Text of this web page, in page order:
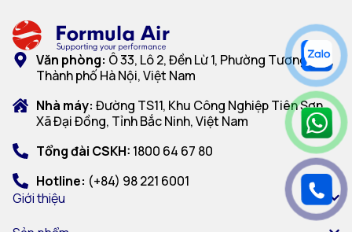
Văn phòng: Ô 33, Lô 2, Đền Lừ 1, Phường Tương Mai,
Thành phố Hà Nội, Việt Nam
Nhà máy: Đường TS11, Khu Công Nghiệp Tiên Sơn,
Xã Đại Đồng, Tỉnh Bắc Ninh, Việt Nam
Tổng đài CSKH: 1800 64 67 80
Hotline: (+84) 98 221 6001
Giới thiệu